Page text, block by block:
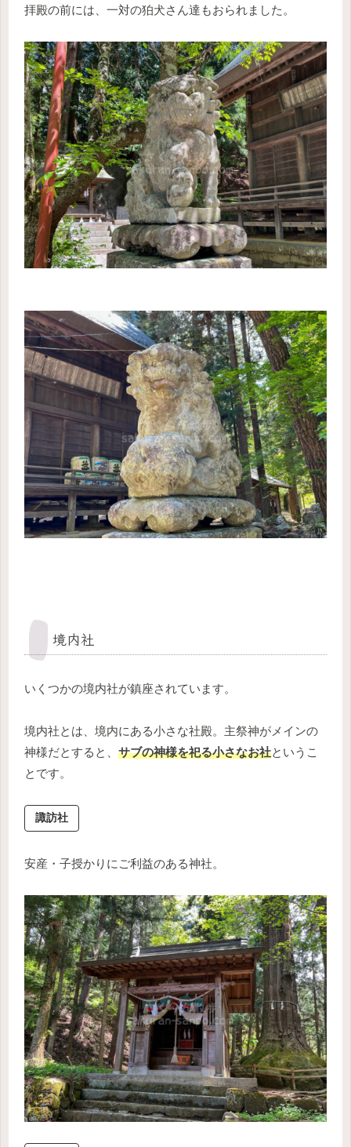
拝殿の前には、一対の狛犬さん達もおられました。
境内社
いくつかの境内社が鎮座されています。
境内社とは、境内にある小さな社殿。主祭神がメインの
神様だとすると、 サブの神様を祀る小さなお社というこ
とです。
諏訪社
安産・子授かりにご利益のある神社。